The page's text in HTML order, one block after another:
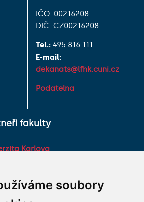
soubory
IČO: 00216208
DIČ: CZ00216208
Tel.: 495 816 111
E-mail:
dekanats@lfhk.cuni.cz
Podatelna
fakulty
Karlova
fakulta v
Králové Univerzity